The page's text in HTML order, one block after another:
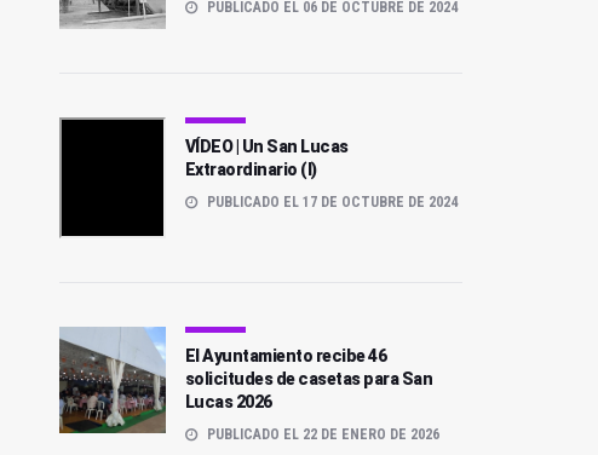
PUBLICADO EL 06 DE OCTUBRE DE 2024
VÍDEO | Un San Lucas
Extraordinario (I)
PUBLICADO EL 17 DE OCTUBRE DE 2024
El Ayuntamiento recibe 46
solicitudes de casetas para San
Lucas 2026
PUBLICADO EL 22 DE ENERO DE 2026